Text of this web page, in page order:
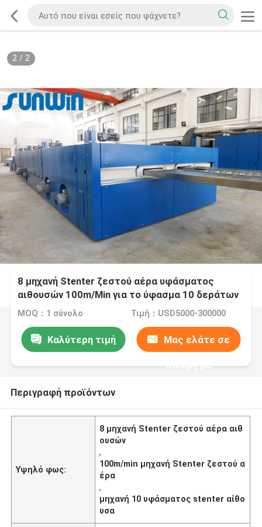
2/ 2
8 μηχανή Stenter ζεστού αέρα υφάσματος
αιθουσών 100m/Min για το ύφασμα 10 δεράτων
αίθουσα
MOQ：1 σύνολο Τιμή：USD5000-300000
Καλύτερη τιμή Μας ελάτε σε
επαφή με
Περιγραφή προϊόντων
Υψηλό φως:
8 μηχανή Stenter ζεστού αέρα αιθ
ουσών
,
100m/min μηχανή Stenter ζεστού α
έρα
,
μηχανή 10 υφάσματος stenter αίθο
υσα